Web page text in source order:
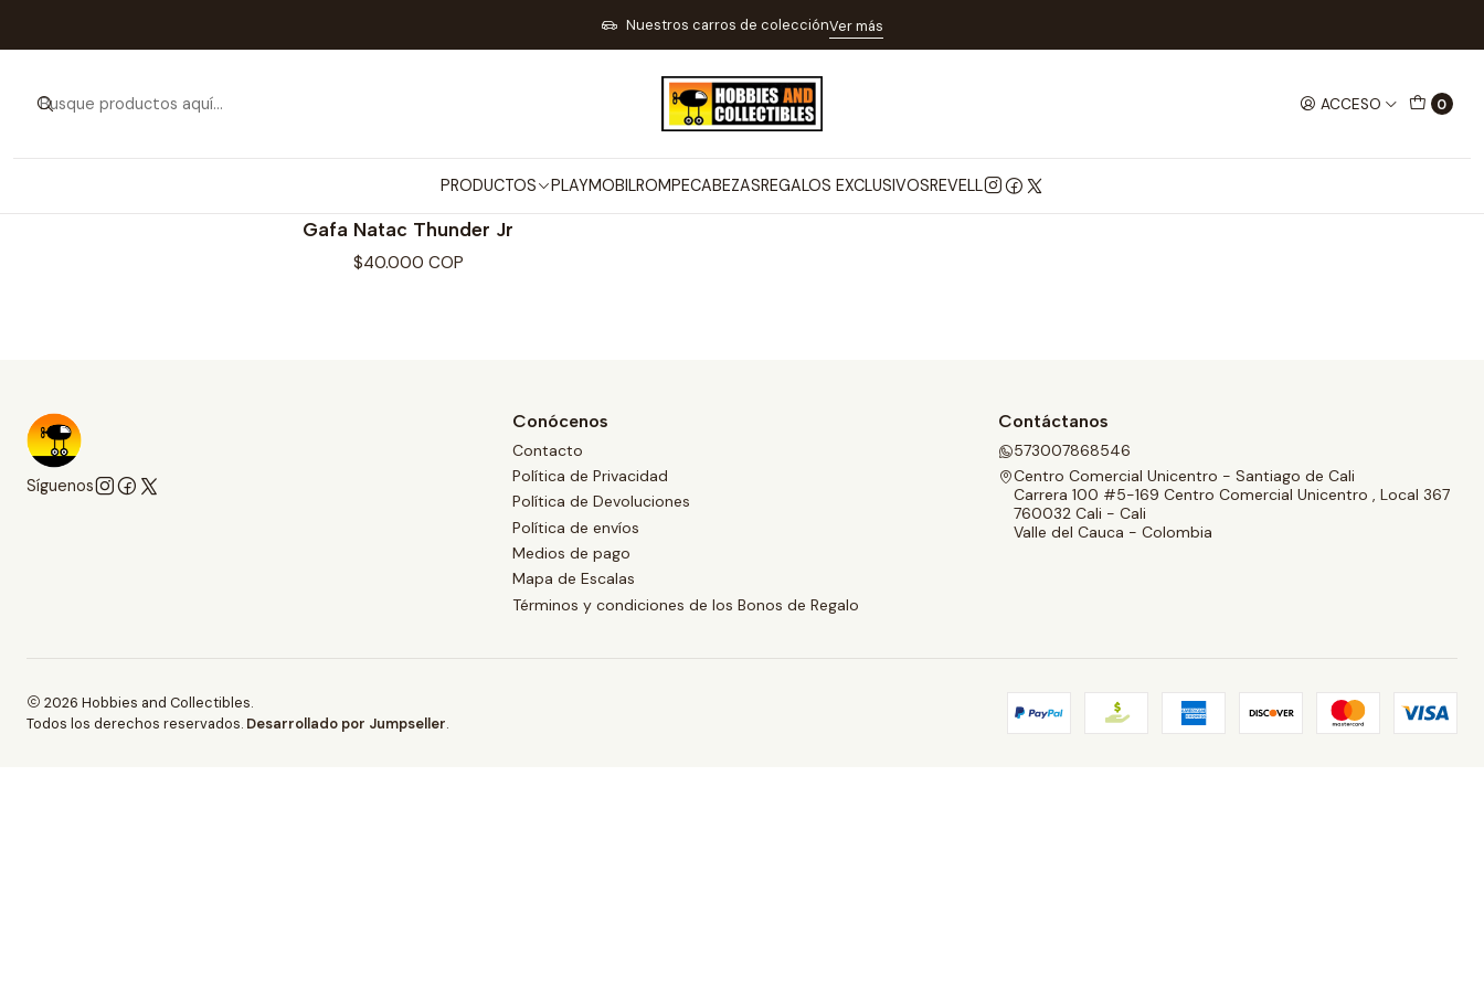
ACCESO 0
PRODUCTOS PLAYMOBILROMPECABEZASREGALOS EXCLUSIVOSREVELL
Nuestros carros de colecciónVer más
Inicio MARCAS AQUATEK
AQUATEK
Gafa Natac Thunder Jr
$40.000 COP
Síguenos
Conócenos
Contacto
Política de Privacidad
Política de Devoluciones
Política de envíos
Medios de pago
Mapa de Escalas
Términos y condiciones de los Bonos de Regalo
Contáctanos
573007868546
Centro Comercial Unicentro - Santiago de Cali
Carrera 100 #5-169 Centro Comercial Unicentro , Local 367
760032 Cali - Cali
Valle del Cauca - Colombia
2026 Hobbies and Collectibles.
Todos los derechos reservados. Desarrollado por Jumpseller.